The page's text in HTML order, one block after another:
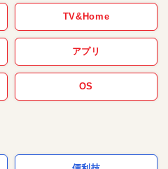
TV&Home
アプリ
OS